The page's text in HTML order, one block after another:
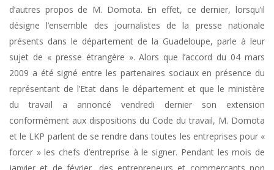
d’autres propos de M. Domota. En effet, ce dernier, lorsqu’il
désigne l’ensemble des journalistes de la presse nationale
présents dans le département de la Guadeloupe, parle à leur
sujet de « presse étrangère ». Alors que l’accord du 04 mars
2009 a été signé entre les partenaires sociaux en présence du
représentant de l’Etat dans le département et que le ministère
du travail a annoncé vendredi dernier son extension
conformément aux dispositions du Code du travail, M. Domota
et le LKP parlent de se rendre dans toutes les entreprises pour «
forcer » les chefs d’entreprise à le signer. Pendant les mois de